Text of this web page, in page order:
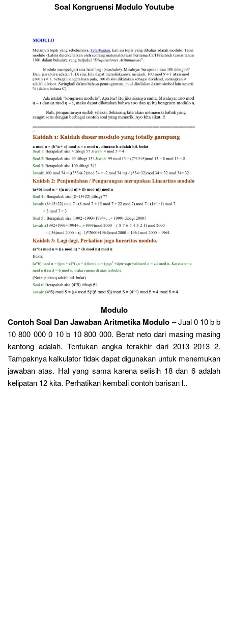
Soal Kongruensi Modulo Youtube
Modulo
Contoh Soal Dan Jawaban Aritmetika Modulo – Jual 0 10 b b
10 800 000 0 10 b 10 800 000. Berat neto dari masing masing
kantong adalah. Tentukan angka terakhir dari 2013 2013 2.
Tampaknya kalkulator tidak dapat digunakan untuk menemukan
jawaban atas. Hal yang sama karena selisih 18 dan 6 adalah
kelipatan 12 kita. Perhatikan kembali contoh barisan l..